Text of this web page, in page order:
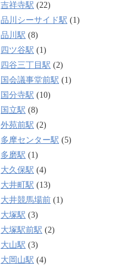
吉祥寺駅 (22)
品川シーサイド駅 (1)
品川駅 (8)
四ツ谷駅 (1)
四谷三丁目駅 (2)
国会議事堂前駅 (1)
国分寺駅 (10)
国立駅 (8)
外苑前駅 (2)
多摩センター駅 (5)
多磨駅 (1)
大久保駅 (4)
大井町駅 (13)
大井競馬場前 (1)
大塚駅 (3)
大塚駅前駅 (2)
大山駅 (3)
大岡山駅 (4)